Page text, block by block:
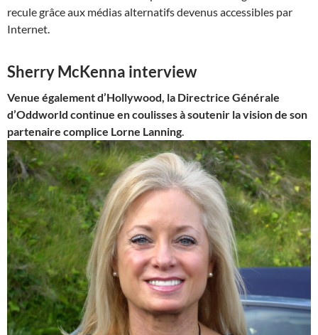
recule grâce aux médias alternatifs devenus accessibles par
Internet.
Sherry McKenna interview
Venue également d’Hollywood, la Directrice Générale
d’Oddworld continue en coulisses à soutenir la vision de son
partenaire complice Lorne Lanning.